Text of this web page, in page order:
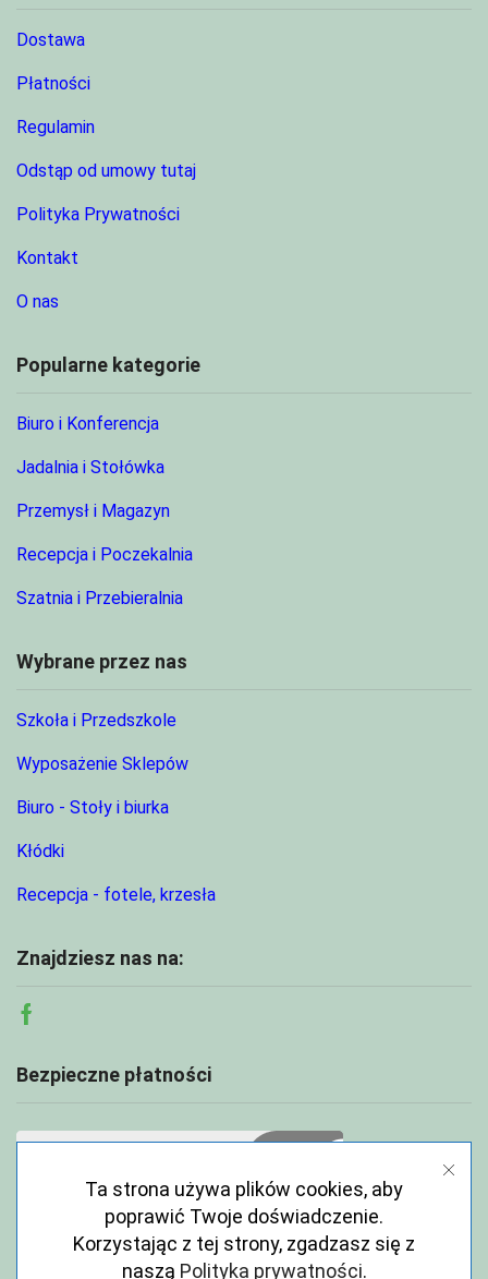
Dostawa
Płatności
Regulamin
Odstąp od umowy tutaj
Polityka Prywatności
Kontakt
O nas
Popularne kategorie
Biuro i Konferencja
Jadalnia i Stołówka
Przemysł i Magazyn
Recepcja i Poczekalnia
Szatnia i Przebieralnia
Wybrane przez nas
Szkoła i Przedszkole
Wyposażenie Sklepów
Biuro - Stoły i biurka
Kłódki
Recepcja - fotele, krzesła
Znajdziesz nas na:
Facebook
Bezpieczne płatności
Ta strona używa plików cookies, aby
poprawić Twoje doświadczenie.
Korzystając z tej strony, zgadzasz się z
naszą Polityka prywatności.